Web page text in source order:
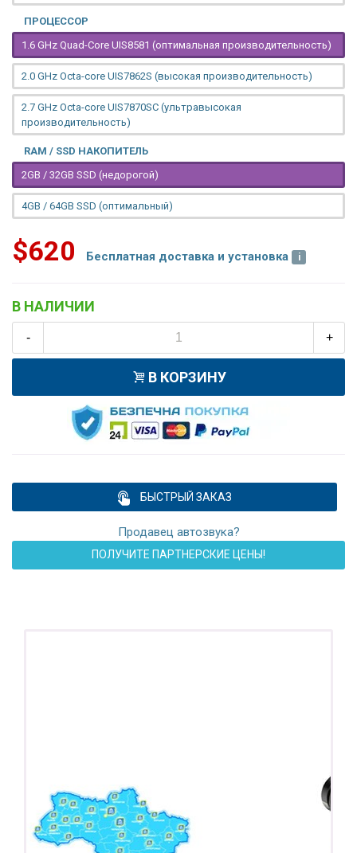
ПРОЦЕССОР
1.6 GHz Quad-Core UIS8581 (оптимальная производительность)
2.0 GHz Octa-core UIS7862S (высокая производительность)
2.7 GHz Octa-core UIS7870SC (ультравысокая
производительность)
RAM / SSD НАКОПИТЕЛЬ
2GB / 32GB SSD (недорогой)
4GB / 64GB SSD (оптимальный)
$620 Бесплатная доставка и установка
В НАЛИЧИИ
- +
В КОРЗИНУ
БЫСТРЫЙ ЗАКАЗ
Продавец автозвука?
ПОЛУЧИТЕ ПАРТНЕРСКИЕ ЦЕНЫ!